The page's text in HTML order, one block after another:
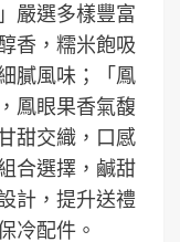
嚴選多樣豐富
香，糯米飽吸
膩風味；「鳳
鳳眼果香氣馥
甜交織，口感
合選擇，鹹甜
計，提升送禮
冷配件。